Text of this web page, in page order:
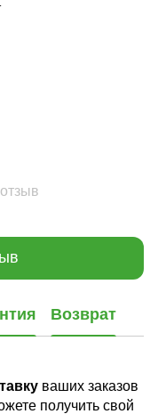
Возврат
ваших заказов
получить свой